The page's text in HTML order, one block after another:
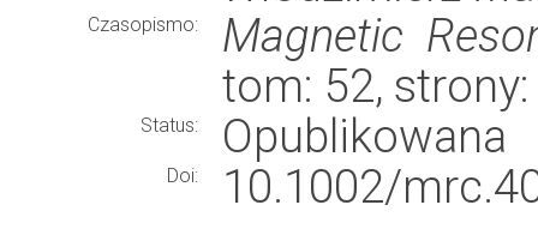
Czasopismo:
Magnetic
tom: 52,
Status: Opublikowana
Doi: 10.1002/